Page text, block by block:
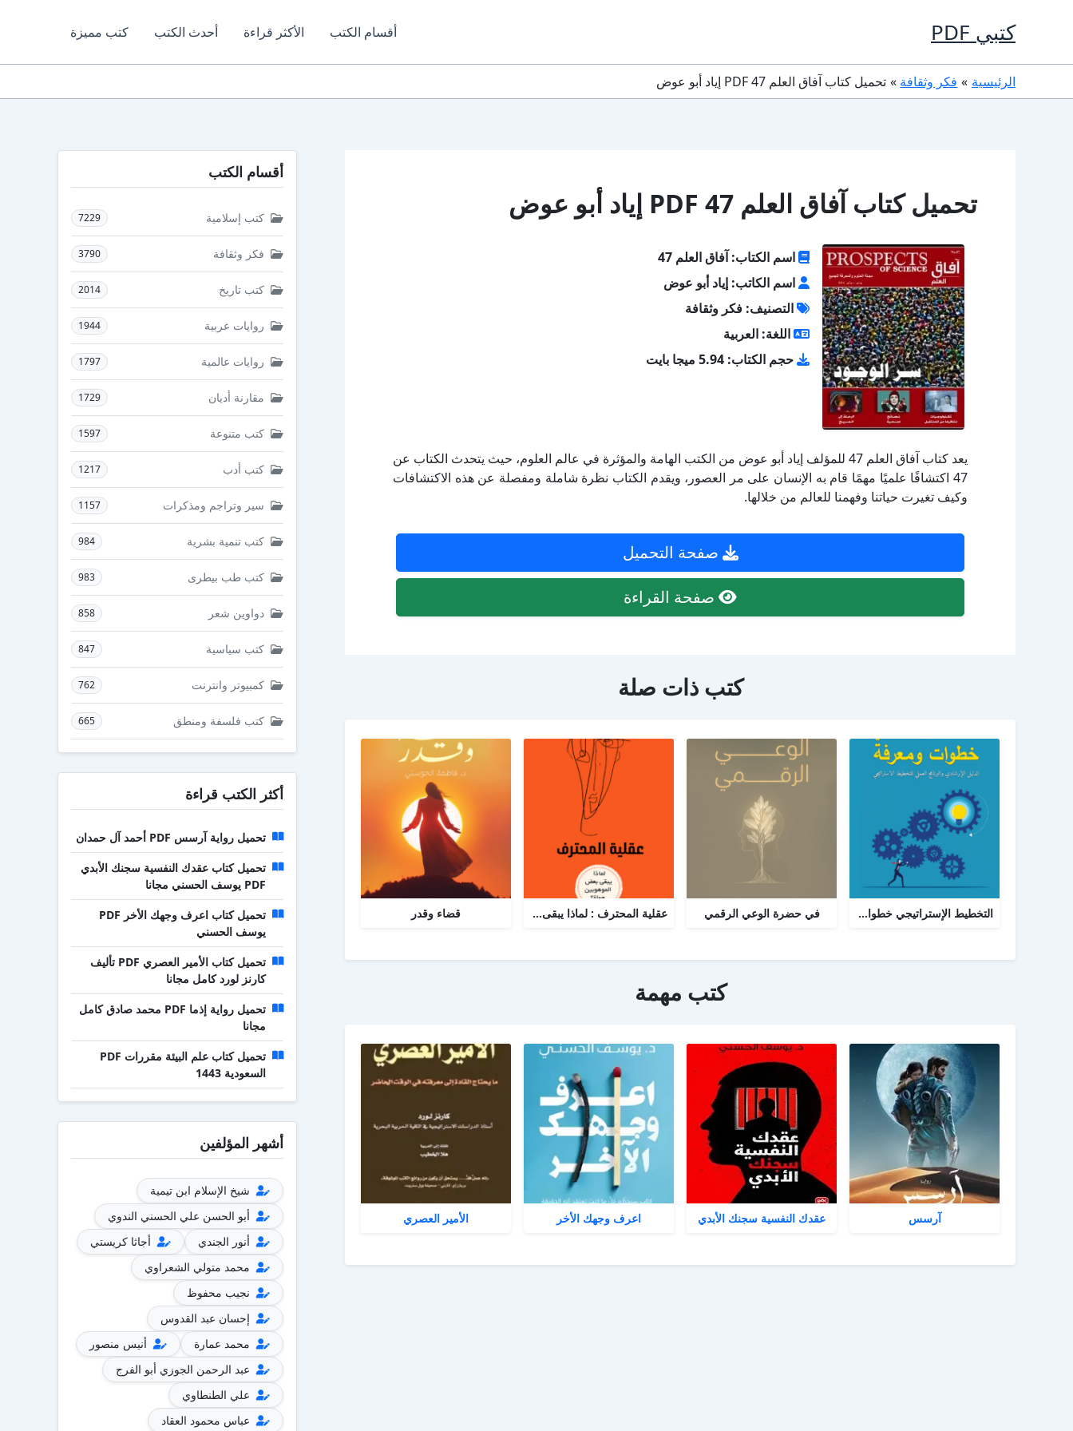
كتبي PDF أقسام الكتب الأكثر قراءة أحدث الكتب كتب مميزة
الرئيسية فكر وثقافة تحميل كتاب آفاق العلم 47 PDF إياد أبو عوض
تحميل كتاب آفاق العلم 47 PDF إياد أبو عوض
اسم الكتاب: آفاق العلم 47
اسم الكاتب: إياد أبو عوض
التصنيف: فكر وثقافة
اللغة: العربية
حجم الكتاب: 5.94 ميجا بايت
يعد كتاب آفاق العلم 47 للمؤلف إياد أبو عوض من الكتب الهامة والمؤثرة في عالم العلوم، حيث يتحدث الكتاب عن
47 اكتشافًا علميًا مهمًا قام به الإنسان على مر العصور، ويقدم الكتاب نظرة شاملة ومفصلة عن هذه الاكتشافات
وكيف تغيرت حياتنا وفهمنا للعالم من خلالها.
صفحة التحميل
صفحة القراءة
كتب ذات صلة
التخطيط الإستراتيجي خطوات ومعرفة: الدليل الإرشادي والبرنامج العملي للتخطيط في حضرة الوعي الرقمي عقلية المحترف : لماذا يبقى البعض هواة رغم الموهبة؟ قضاء وقدر
كتب مهمة
آرسس عقدك النفسية سجنك الأبدي اعرف وجهك الأخر الأمير العصري
أقسام الكتب
كتب إسلامية 7229
فكر وثقافة 3790
كتب تاريخ 2014
روايات عربية 1944
روايات عالمية 1797
مقارنة أديان 1729
كتب متنوعة 1597
كتب أدب 1217
سير وتراجم ومذكرات 1157
كتب تنمية بشرية 984
كتب طب بيطرى 983
دواوين شعر 858
كتب سياسية 847
كمبيوتر وانترنت 762
كتب فلسفة ومنطق 665
أكثر الكتب قراءة
تحميل رواية آرسس PDF أحمد آل حمدان
تحميل كتاب عقدك النفسية سجنك الأبدي
PDF يوسف الحسني مجانا
تحميل كتاب اعرف وجهك الأخر PDF
يوسف الحسني
تحميل كتاب الأمير العصري PDF تأليف
كارنز لورد كامل مجانا
تحميل رواية إذما PDF محمد صادق كامل
مجانا
تحميل كتاب علم البيئة مقررات PDF
السعودية 1443
أشهر المؤلفين
شيخ الإسلام ابن تيمية
أبو الحسن علي الحسني الندوي
أنور الجندي
أجاثا كريستي
محمد متولي الشعراوي
نجيب محفوظ
إحسان عبد القدوس
محمد عمارة
أنيس منصور
عبد الرحمن الجوزي أبو الفرج
علي الطنطاوي
عباس محمود العقاد